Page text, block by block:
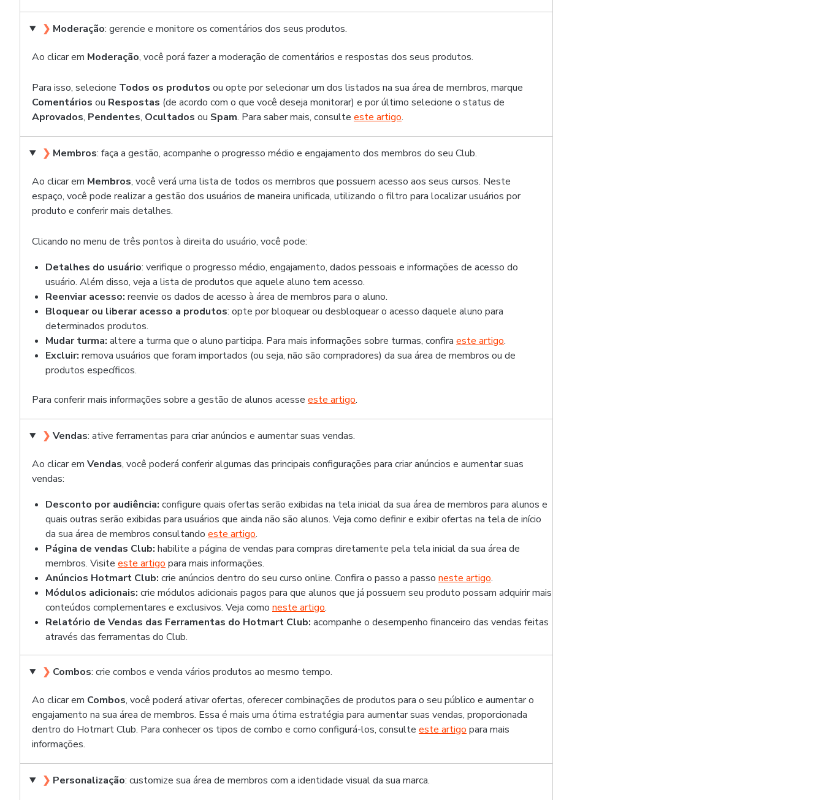
❯ Moderação: gerencie e monitore os comentários dos seus produtos.
Ao clicar em Moderação, você porá fazer a moderação de comentários e respostas dos seus produtos.
Para isso, selecione Todos os produtos ou opte por selecionar um dos listados na sua área de membros, marque
Comentários ou Respostas (de acordo com o que você deseja monitorar) e por último selecione o status de
Aprovados, Pendentes, Ocultados ou Spam. Para saber mais, consulte este artigo.
❯ Membros: faça a gestão, acompanhe o progresso médio e engajamento dos membros do seu Club.
Ao clicar em Membros, você verá uma lista de todos os membros que possuem acesso aos seus cursos. Neste
espaço, você pode realizar a gestão dos usuários de maneira unificada, utilizando o filtro para localizar usuários por
produto e conferir mais detalhes.
Clicando no menu de três pontos à direita do usuário, você pode:
Detalhes do usuário: verifique o progresso médio, engajamento, dados pessoais e informações de acesso do
usuário. Além disso, veja a lista de produtos que aquele aluno tem acesso.
Reenviar acesso: reenvie os dados de acesso à área de membros para o aluno.
Bloquear ou liberar acesso a produtos: opte por bloquear ou desbloquear o acesso daquele aluno para
determinados produtos.
Mudar turma: altere a turma que o aluno participa. Para mais informações sobre turmas, confira este artigo.
Excluir: remova usuários que foram importados (ou seja, não são compradores) da sua área de membros ou de
produtos específicos.
Para conferir mais informações sobre a gestão de alunos acesse este artigo.
❯ Vendas: ative ferramentas para criar anúncios e aumentar suas vendas.
Ao clicar em Vendas, você poderá conferir algumas das principais configurações para criar anúncios e aumentar suas
vendas:
Desconto por audiência: configure quais ofertas serão exibidas na tela inicial da sua área de membros para alunos e
quais outras serão exibidas para usuários que ainda não são alunos. Veja como definir e exibir ofertas na tela de início
da sua área de membros consultando este artigo.
Página de vendas Club: habilite a página de vendas para compras diretamente pela tela inicial da sua área de
membros. Visite este artigo para mais informações.
Anúncios Hotmart Club: crie anúncios dentro do seu curso online. Confira o passo a passo neste artigo.
Módulos adicionais: crie módulos adicionais pagos para que alunos que já possuem seu produto possam adquirir mais
conteúdos complementares e exclusivos. Veja como neste artigo.
Relatório de Vendas das Ferramentas do Hotmart Club: acompanhe o desempenho financeiro das vendas feitas
através das ferramentas do Club.
❯ Combos: crie combos e venda vários produtos ao mesmo tempo.
Ao clicar em Combos, você poderá ativar ofertas, oferecer combinações de produtos para o seu público e aumentar o
engajamento na sua área de membros. Essa é mais uma ótima estratégia para aumentar suas vendas, proporcionada
dentro do Hotmart Club. Para conhecer os tipos de combo e como configurá-los, consulte este artigo para mais
informações.
❯ Personalização: customize sua área de membros com a identidade visual da sua marca.